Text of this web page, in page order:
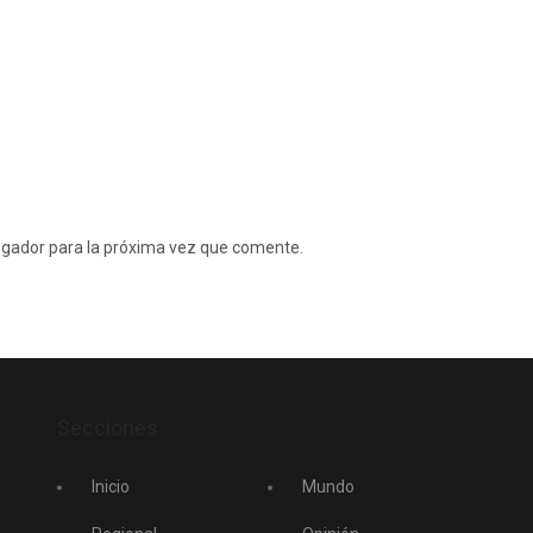
para la próxima vez que comente.
Inicio Mundo